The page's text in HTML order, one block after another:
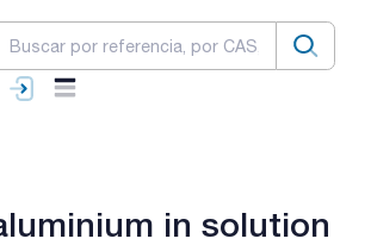
in solution